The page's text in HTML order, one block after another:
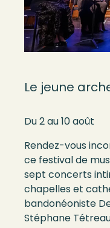
Le jeune
Du 2 au 10 août
Rendez-vous
ce festival de
sept concerts
chapelles et
bandonéoniste
Stéphane